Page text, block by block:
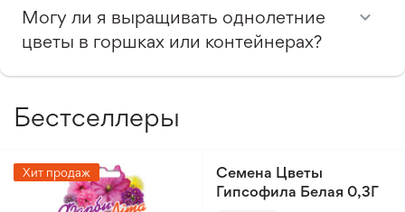
Могу ли я выращивать однолетние
цветы в горшках или контейнерах?
Бестселлеры
Хит продаж
Семена Цветы
Гипсофила Белая 0,3Г